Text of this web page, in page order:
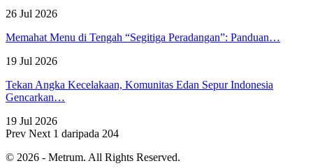
26 Jul 2026
Memahat Menu di Tengah “Segitiga Peradangan”: Panduan…
19 Jul 2026
Tekan Angka Kecelakaan, Komunitas Edan Sepur Indonesia
Gencarkan…
19 Jul 2026
Prev Next 1 daripada 204
© 2026 - Metrum. All Rights Reserved.